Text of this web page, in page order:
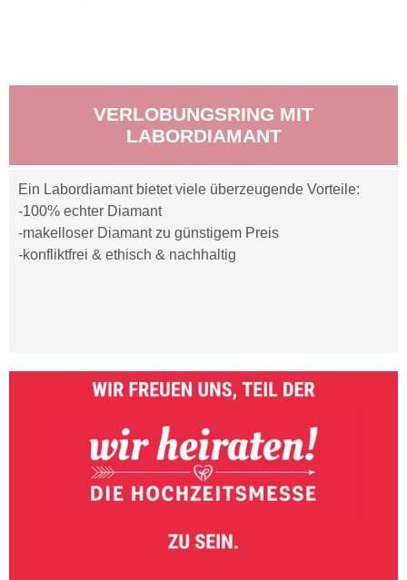
VERLOBUNGSRING MIT
LABORDIAMANT
Ein Labordiamant bietet viele überzeugende Vorteile:
-100% echter Diamant
-makelloser Diamant zu günstigem Preis
-konfliktfrei & ethisch & nachhaltig